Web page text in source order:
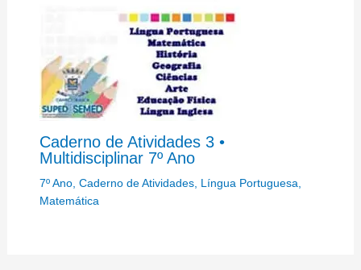
Caderno de Atividades 3 •
Multidisciplinar 7º Ano
7º Ano, Caderno de Atividades, Língua Portuguesa
Matemática